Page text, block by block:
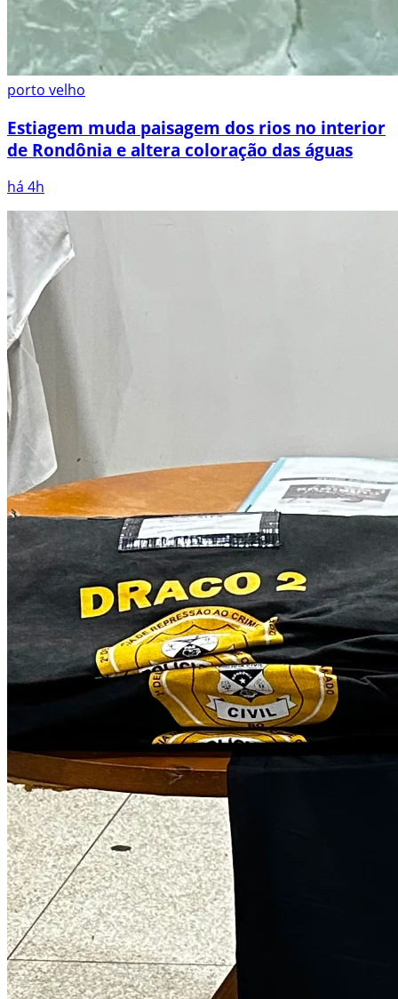
porto velho
Estiagem muda paisagem dos rios no interior
de Rondônia e altera coloração das águas
há 4h